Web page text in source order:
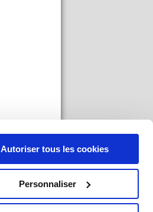
Autoriser tous les cookies
Personnaliser